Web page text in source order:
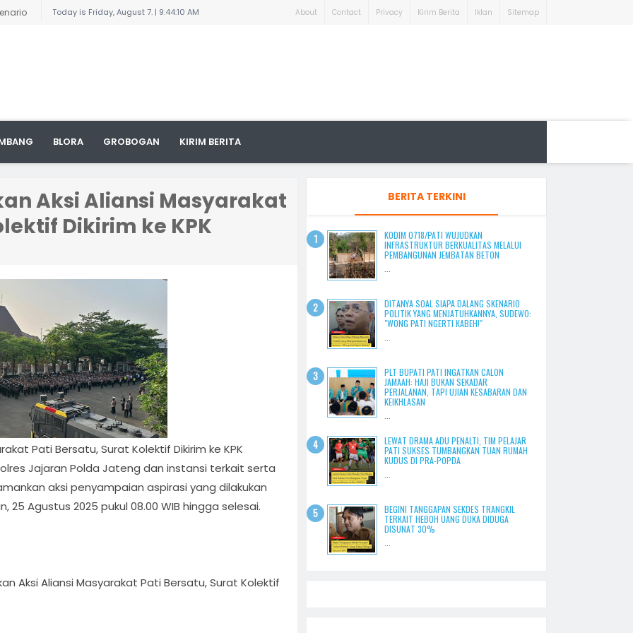
1300
Today is Friday, August 7. | 9:44:10 AM About Contact Privacy Kirim Berita Iklan Sitemap
BLORA GROBOGAN KIRIM BERITA
Aksi Aliansi Masyarakat
Dikirim ke KPK
Pati Bersatu, Surat Kolektif Dikirim ke KPK
Jajaran Polda Jateng dan instansi terkait serta
aksi penyampaian aspirasi yang dilakukan
25 Agustus 2025 pukul 08.00 WIB hingga selesai.
Aksi Aliansi Masyarakat Pati Bersatu, Surat Kolektif
BERITA TERKINI
KODIM 0718/PATI WUJUDKAN
INFRASTRUKTUR BERKUALITAS MELALUI
PEMBANGUNAN JEMBATAN BETON
DITANYA SOAL SIAPA DALANG SKENARIO
POLITIK YANG MENJATUHKANNYA, SUDEWO:
"WONG PATI NGERTI KABEH!"
PLT BUPATI PATI INGATKAN CALON
JAMAAH: HAJI BUKAN SEKADAR
PERJALANAN, TAPI UJIAN KESABARAN DAN
KEIKHLASAN
LEWAT DRAMA ADU PENALTI, TIM PELAJAR
PATI SUKSES TUMBANGKAN TUAN RUMAH
KUDUS DI PRA-POPDA
BEGINI TANGGAPAN SEKDES TRANGKIL
TERKAIT HEBOH UANG DUKA DIDUGA
DISUNAT 30%